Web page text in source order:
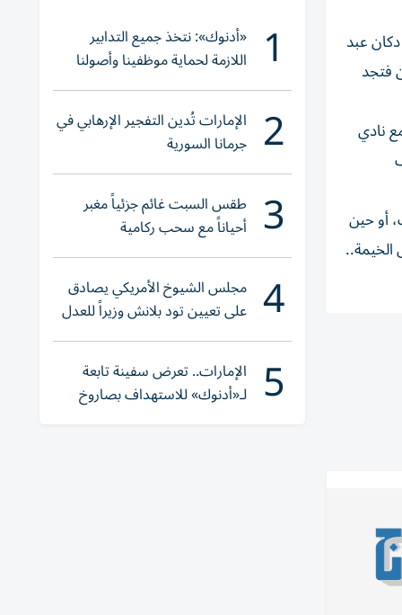
عبد
فتجد
نادي
أو حين
1 «أدنوك»: نتخذ جميع التدابير
اللازمة لحماية موظفينا وأصولنا
وعملياتنا
2 الإمارات تُدين التفجير الإرهابي في
جرمانا السورية
3 طقس السبت غائم جزئياً مغبر
أحياناً مع سحب ركامية
4 مجلس الشيوخ الأمريكي يصادق
على تعيين تود بلانش وزيراً للعدل
5 الإمارات.. تعرض سفينة تابعة
لـ«أدنوك» للاستهداف بصاروخ